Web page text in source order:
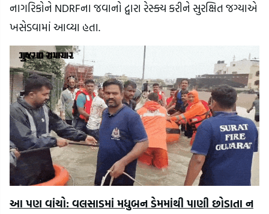
નાગરિકોને NDRFના જવાનો દ્વારા રેસ્ક્ય કરીને સુરક્ષિત જગ્યાએ
ખસેડવામાં આવ્યા હતા.
આ પણ વાંચો: વલસાડમાં મધુબન ડેમમાંથી પાણી છોડાતા ન